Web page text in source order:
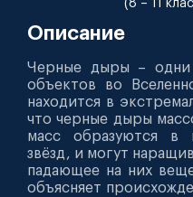
(8 – 11
Описание
Черные дыры – одни
объектов во
находится в
что черные дыры
масс образуются в
звёзд, и могут
падающее на них
объясняет